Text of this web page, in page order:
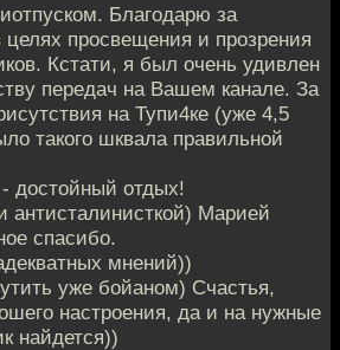
Благодарю за
просвещения и прозрения
Кстати, я был очень удивлен
передач на Вашем канале. За
на Тупи4ке (уже 4,5
такого шквала правильной
достойный отдых!
антисталинисткой) Марией
спасибо.
мнений))
уже бойаном) Счастья,
настроения, да и на нужные
найдется))